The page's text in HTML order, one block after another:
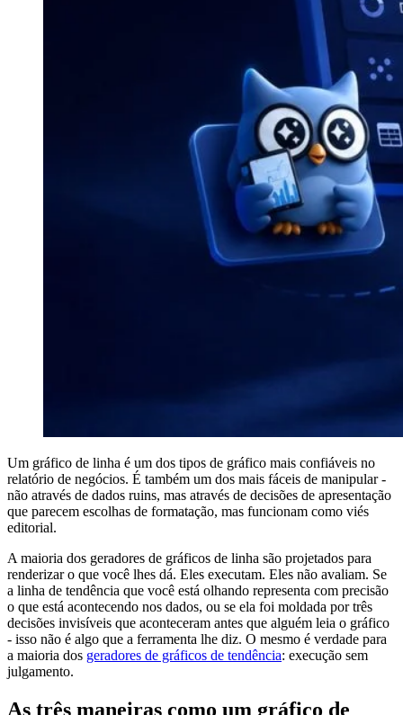
Um gráfico de linha é um dos tipos de gráfico mais confiáveis ​​no
relatório de negócios. É também um dos mais fáceis de manipular -
não através de dados ruins, mas através de decisões de apresentação
que parecem escolhas de formatação, mas funcionam como viés
editorial.
A maioria dos geradores de gráficos de linha são projetados para
renderizar o que você lhes dá. Eles executam. Eles não avaliam. Se
a linha de tendência que você está olhando representa com precisão
o que está acontecendo nos dados, ou se ela foi moldada por três
decisões invisíveis que aconteceram antes que alguém leia o gráfico
- isso não é algo que a ferramenta lhe diz. O mesmo é verdade para
a maioria dos geradores de gráficos de tendência: execução sem
julgamento.
As três maneiras como um gráfico de